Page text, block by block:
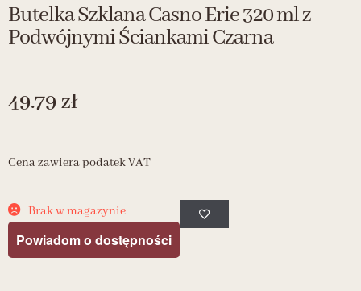
Butelka Szklana Casno Erie 320 ml z
Podwójnymi Ściankami Czarna
49.79 zł
Cena zawiera podatek VAT
Brak w magazynie
Powiadom o dostępności